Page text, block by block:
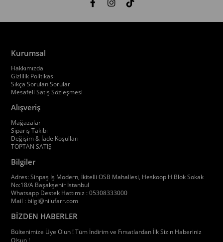
Kurumsal
Hakkımızda
Gizlilik Politikası
Sıkça Sorulan Sorular
Mesafeli Satış Sözleşmesi
Alışveriş
Mağazalar
Sipariş Takibi
Değişim & İade Koşulları
TOPTAN SATIŞ
Bilgiler
Adres: Sinpaş İş Modern, İkitelli OSB Mahallesi, Heskoop H Blok Sokak
No:18/A Başakşehir İstanbul
Whatsapp Destek Hattımız : 05308333000
Mail : bilgi@nilufarr.com
BİZDEN HABERLER
Bültenimize Üye Olun ! Tüm İndirim ve Fırsatlardan İlk Sizin Haberiniz
Olsun !